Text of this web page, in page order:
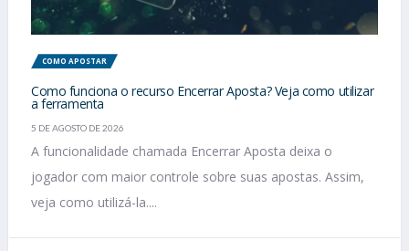
COMO APOSTAR
Como funciona o recurso Encerrar Aposta? Veja como utilizar
a ferramenta
5 DE AGOSTO DE 2026
A funcionalidade chamada Encerrar Aposta deixa o
jogador com maior controle sobre suas apostas. Assim,
veja como utilizá-la....